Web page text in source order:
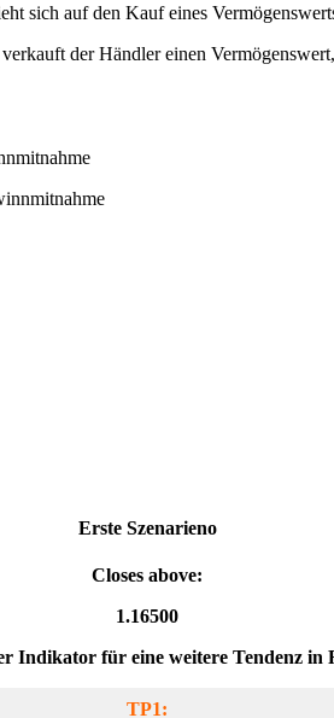
sich auf den Kauf eines
der Händler einen
Erste Szenarieno
Closes above:
1.16500
Indikator für eine weitere Tendenz in
TP1: